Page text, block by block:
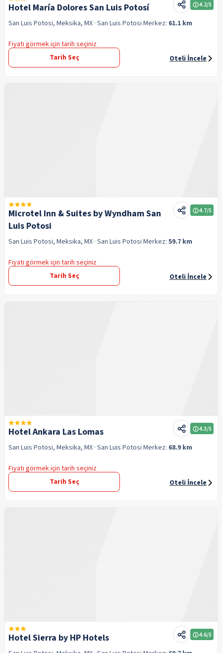
Hotel María Dolores San Luis Potosí 4.2/5
San Luis Potosi, Meksika, MX · San Luis Potosi Merkez: 61.1 km
Fiyatı görmek için tarih seçiniz
Tarih Seç
Oteli İncele
Microtel Inn & Suites by Wyndham San
Luis Potosi
4.7/5
San Luis Potosi, Meksika, MX · San Luis Potosi Merkez: 59.7 km
Fiyatı görmek için tarih seçiniz
Tarih Seç
Oteli İncele
Hotel Ankara Las Lomas 4.3/5
San Luis Potosi, Meksika, MX · San Luis Potosi Merkez: 68.9 km
Fiyatı görmek için tarih seçiniz
Tarih Seç
Oteli İncele
Hotel Sierra by HP Hotels 4.6/5